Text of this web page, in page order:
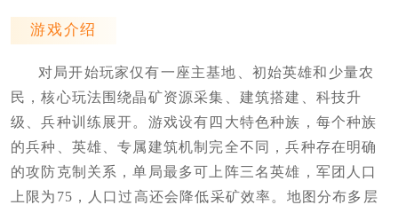
游戏介绍
对局开始玩家仅有一座主基地、初始英雄和少量农
民，核心玩法围绕晶矿资源采集、建筑搭建、科技升
级、兵种训练展开。游戏设有四大特色种族，每个种族
的兵种、英雄、专属建筑机制完全不同，兵种存在明确
的攻防克制关系，单局最多可上阵三名英雄，军团人口
上限为75，人口过高还会降低采矿效率。地图分布多层